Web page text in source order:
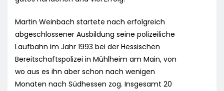
Martin Weinbach startete nach erfolgreich
abgeschlossener Ausbildung seine polizeiliche
Laufbahn im Jahr 1993 bei der Hessischen
Bereitschaftspolizei in Mühlheim am Main, von
wo aus es ihn aber schon nach wenigen
Monaten nach Südhessen zog. Insgesamt 20